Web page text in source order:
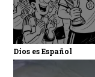
Dios es Español